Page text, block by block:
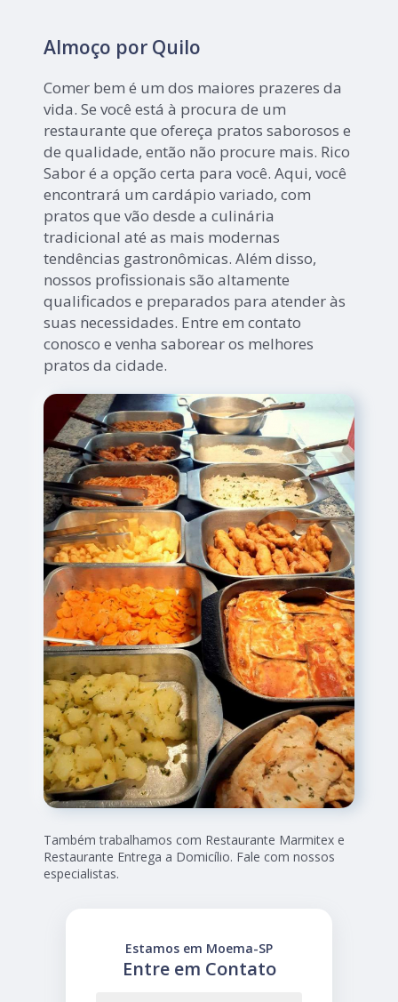
Almoço por Quilo
Comer bem é um dos maiores prazeres da
vida. Se você está à procura de um
restaurante que ofereça pratos saborosos e
de qualidade, então não procure mais. Rico
Sabor é a opção certa para você. Aqui, você
encontrará um cardápio variado, com
pratos que vão desde a culinária
tradicional até as mais modernas
tendências gastronômicas. Além disso,
nossos profissionais são altamente
qualificados e preparados para atender às
suas necessidades. Entre em contato
conosco e venha saborear os melhores
pratos da cidade.
Também trabalhamos com Restaurante Marmitex e
Restaurante Entrega a Domicílio. Fale com nossos
especialistas.
Entre em Contato
Estamos em Moema-SP